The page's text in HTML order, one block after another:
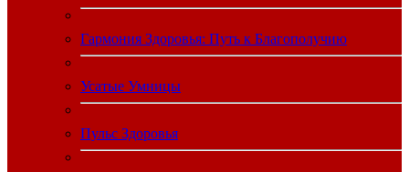
Гармония Здоровья: Путь к Благополучию
Усатые Умницы
Пульс Здоровья